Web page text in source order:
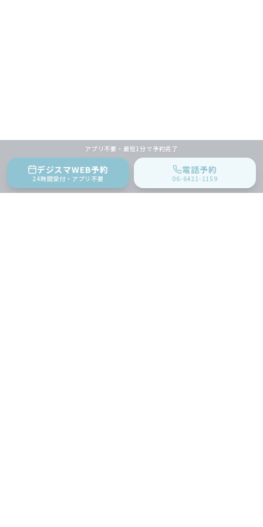
アプリ不要・最短1分で予約完了
デジスマWEB予約
24時間受付・アプリ不要
電話予約
06-6421-1159